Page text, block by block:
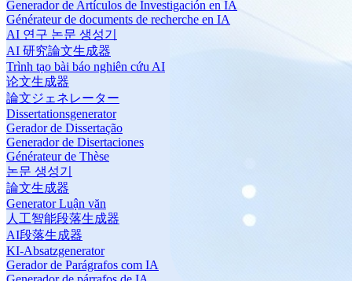
Generador de Artículos de Investigación en IA
Générateur de documents de recherche en IA
AI 연구 논문 생성기
AI 研究論文生成器
Trình tạo bài báo nghiên cứu AI
论文生成器
論文ジェネレーター
Dissertationsgenerator
Gerador de Dissertação
Generador de Disertaciones
Générateur de Thèse
논문 생성기
論文生成器
Generator Luận văn
人工智能段落生成器
AI段落生成器
KI-Absatzgenerator
Gerador de Parágrafos com IA